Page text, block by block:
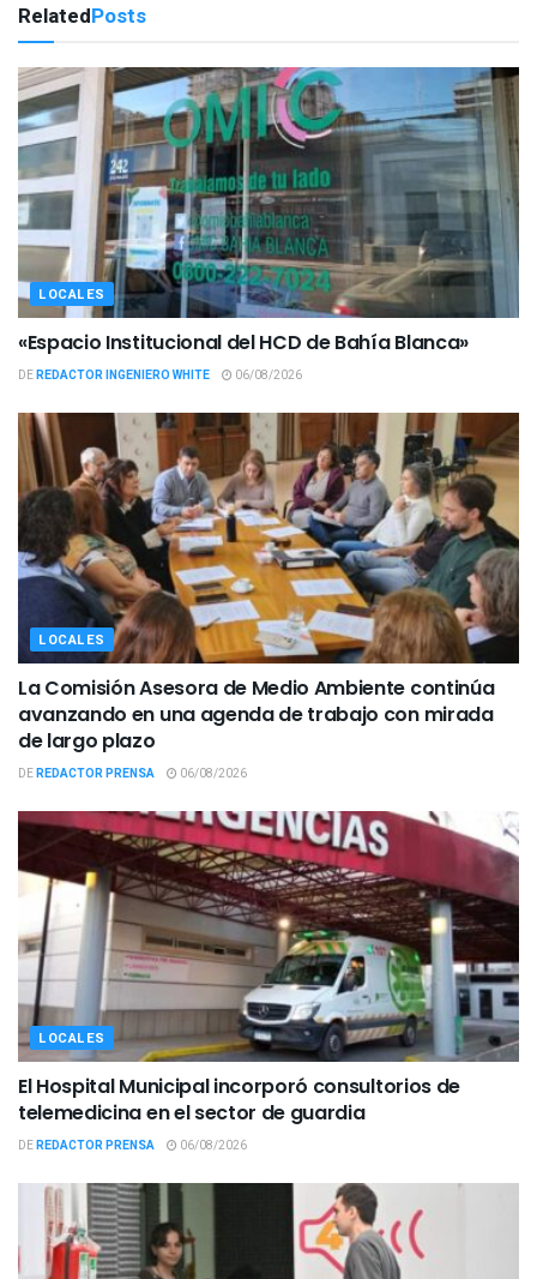
RelatedPosts
LOCALES
«Espacio Institucional del HCD de Bahía Blanca»
DEREDACTOR INGENIERO WHITE 06/08/2026
LOCALES
La Comisión Asesora de Medio Ambiente continúa
avanzando en una agenda de trabajo con mirada
de largo plazo
DEREDACTOR PRENSA 06/08/2026
LOCALES
El Hospital Municipal incorporó consultorios de
telemedicina en el sector de guardia
DEREDACTOR PRENSA 06/08/2026